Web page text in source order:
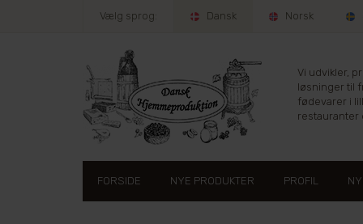
Vælg sprog: Dansk Norsk
Vi udvikler,
løsninger til
fødevarer i
restauranter
FORSIDE NYE PRODUKTER PROFIL